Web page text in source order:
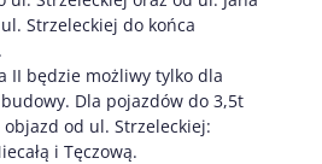
Strzeleckiej do końca
II będzie możliwy tylko dla
Dla pojazdów do 3,5t
od ul. Strzeleckiej:
i Tęczową.